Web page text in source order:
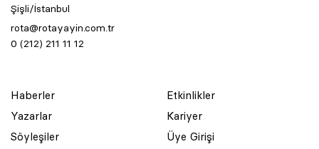
Şişli/İstanbul
rota@rotayayin.com.tr
0 (212) 211 11 12
Haberler
Yazarlar
Söyleşiler
Etkinlikler
Kariyer
Üye Girişi